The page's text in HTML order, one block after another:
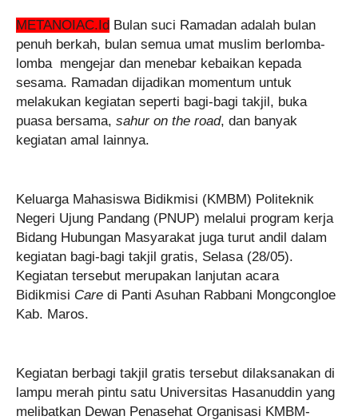
METANOIAC.Id Bulan suci Ramadan adalah bulan
penuh berkah, bulan semua umat muslim berlomba-
lomba mengejar dan menebar kebaikan kepada
sesama. Ramadan dijadikan momentum untuk
melakukan kegiatan seperti bagi-bagi takjil, buka
puasa bersama, sahur on the road, dan banyak
kegiatan amal lainnya.
Keluarga Mahasiswa Bidikmisi (KMBM) Politeknik
Negeri Ujung Pandang (PNUP) melalui program kerja
Bidang Hubungan Masyarakat juga turut andil dalam
kegiatan bagi-bagi takjil gratis, Selasa (28/05).
Kegiatan tersebut merupakan lanjutan acara
Bidikmisi Care di Panti Asuhan Rabbani Mongcongloe
Kab. Maros.
Kegiatan berbagi takjil gratis tersebut dilaksanakan di
lampu merah pintu satu Universitas Hasanuddin yang
melibatkan Dewan Penasehat Organisasi KMBM-